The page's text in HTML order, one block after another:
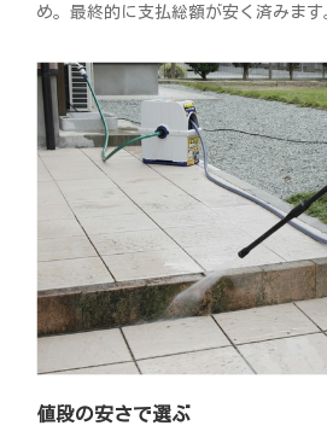
め。最終的に支払総額が安く済みます
値段の安さで選ぶ